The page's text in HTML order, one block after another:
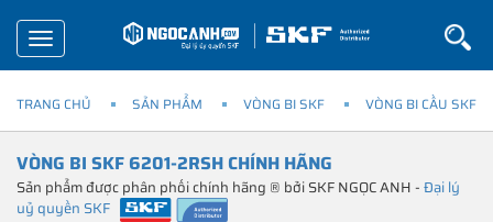
Toggle
navigation
TRANG CHỦ SẢN PHẨM VÒNG BI SKF VÒNG BI CẦU SKF
VÒNG BI SKF 6201-2RSH CHÍNH HÃNG
Sản phẩm được phân phối chính hãng ® bởi SKF NGỌC ANH -Đại lý
uỷ quyền SKF